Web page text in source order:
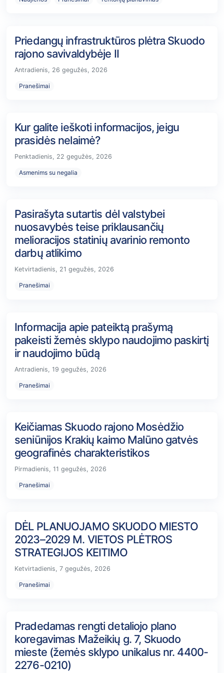
Priedangų infrastruktūros plėtra Skuodo
rajono savivaldybėje II
Antradienis, 26 gegužės, 2026
Pranešimai
Kur galite ieškoti informacijos, jeigu
prasidės nelaimė?
Penktadienis, 22 gegužės, 2026
Asmenims su negalia
Pasirašyta sutartis dėl valstybei
nuosavybės teise priklausančių
melioracijos statinių avarinio remonto
darbų atlikimo
Ketvirtadienis, 21 gegužės, 2026
Pranešimai
Informacija apie pateiktą prašymą
pakeisti žemės sklypo naudojimo paskirtį
ir naudojimo būdą
Antradienis, 19 gegužės, 2026
Pranešimai
Keičiamas Skuodo rajono Mosėdžio
seniūnijos Krakių kaimo Malūno gatvės
geografinės charakteristikos
Pirmadienis, 11 gegužės, 2026
Pranešimai
DĖL PLANUOJAMO SKUODO MIESTO
2023–2029 M. VIETOS PLĖTROS
STRATEGIJOS KEITIMO
Ketvirtadienis, 7 gegužės, 2026
Pranešimai
Pradedamas rengti detaliojo plano
koregavimas Mažeikių g. 7, Skuodo
mieste (žemės sklypo unikalus nr. 4400-
2276-0210)